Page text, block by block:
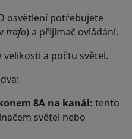
osvětlení potřebujete
trafo) a přijímač ovládání.
a počtu světel.
8A na kanál: tento
světel nebo